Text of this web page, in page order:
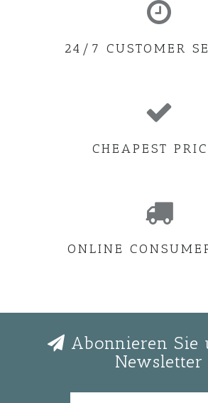
24/7 CUSTOMER
CHEAPEST
ONLINE
Abonnieren Sie
Newsletter